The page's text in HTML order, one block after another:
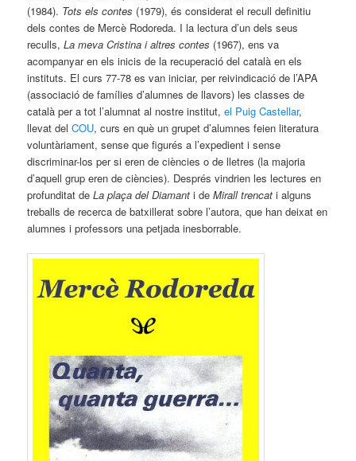
(1984). Tots els contes (1979), és considerat el recull definitiu
dels contes de Mercè Rodoreda. I la lectura d’un dels seus
reculls,La meva Cristina i altres contes (1967), ens va
acompanyar en els inicis de la recuperació del català en els
instituts. El curs 77-78 es van iniciar, per reivindicació de l’APA
(associació de famílies d’alumnes de llavors) les classes de
català per a tot l’alumnat al nostre institut,el Puig Castellar,
llevat delCOU, curs en què un grupet d’alumnes feien literatura
voluntàriament, sense que figurés a l’expedient i sense
discriminar-los per si eren de ciències o de lletres (la majoria
d’aquell grup eren de ciències). Després vindrien les lectures en
profunditat deLa plaça del Diamanti deMirall trencat i alguns
treballs de recerca de batxillerat sobre l’autora, que han deixat en
alumnes i professors una petjada inesborrable.